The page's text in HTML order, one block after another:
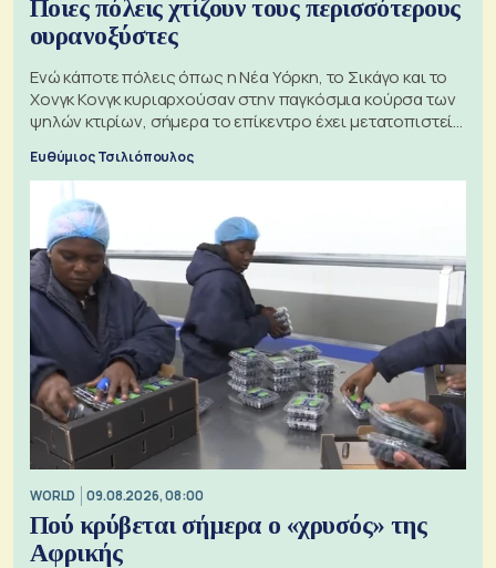
Ποιες πόλεις χτίζουν τους περισσότερους
ουρανοξύστες
Ενώ κάποτε πόλεις όπως η Νέα Υόρκη, το Σικάγο και το
Χονγκ Κονγκ κυριαρχούσαν στην παγκόσμια κούρσα των
ψηλών κτιρίων, σήμερα το επίκεντρο έχει μετατοπιστεί
Ευθύμιος Τσιλιόπουλος
WORLD 09.08.2026, 08:00
Πού κρύβεται σήμερα ο «χρυσός» της
Αφρικής